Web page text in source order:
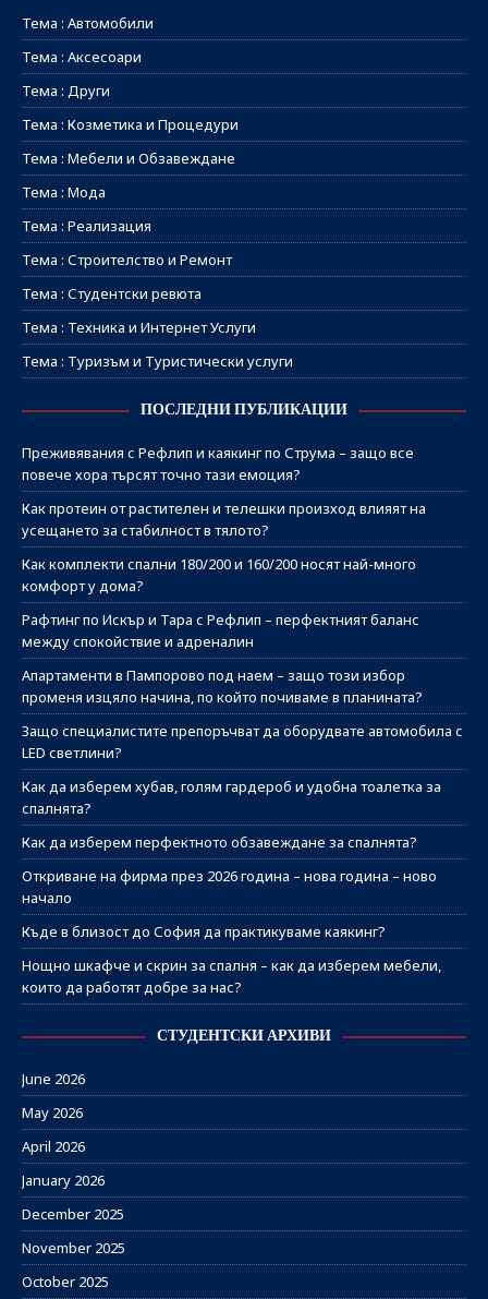
Тема : Автомобили
Тема : Аксесоари
Тема : Други
Тема : Козметика и Процедури
Тема : Мебели и Обзавеждане
Тема : Мода
Тема : Реализация
Тема : Строителство и Ремонт
Тема : Студентски ревюта
Тема : Техника и Интернет Услуги
Тема : Туризъм и Туристически услуги
ПОСЛЕДНИ ПУБЛИКАЦИИ
Преживявания с Рефлип и каякинг по Струма – защо все
повече хора търсят точно тази емоция?
Как протеин от растителен и телешки произход влияят на
усещането за стабилност в тялото?
Как комплекти спални 180/200 и 160/200 носят най-много
комфорт у дома?
Рафтинг по Искър и Тара с Рефлип – перфектният баланс
между спокойствие и адреналин
Апартаменти в Пампорово под наем – защо този избор
променя изцяло начина, по който почиваме в планината?
Защо специалистите препоръчват да оборудвате автомобила с
LED светлини?
Как да изберем хубав, голям гардероб и удобна тоалетка за
спалнята?
Как да изберем перфектното обзавеждане за спалнята?
Откриване на фирма през 2026 година – нова година – ново
начало
Къде в близост до София да практикуваме каякинг?
Нощно шкафче и скрин за спалня – как да изберем мебели,
които да работят добре за нас?
СТУДЕНТСКИ АРХИВИ
June 2026
May 2026
April 2026
January 2026
December 2025
November 2025
October 2025